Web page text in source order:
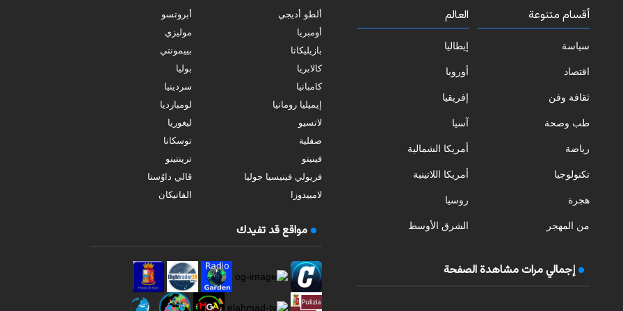
أقسام متنوعة
سياسة
اقتصاد
ثقافة وفن
طب وصحة
رياضة
تكنولوجيا
هجرة
من المهجر
العالم
إيطاليا
أوروبا
إفريقيا
آسيا
أمريكا الشمالية
أمريكا اللاتينية
روسيا
الشرق الأوسط
إجمالي مرات مشاهدة الصفحة
ألطو أديجي
أبروتسو
أومبريا
موليزي
بازيليكاتا
بييمونتي
كالابريا
بوليا
كامبانيا
سردينيا
إيميليا رومانيا
لومبارديا
لاتسيو
ليغوريا
صقلية
توسكانا
فينيتو
ترينتينو
فريولي فينيسيا جوليا
ڤالي داوُستا
لامبيدوزا
الفاتيكان
مواقع قد تفيدك